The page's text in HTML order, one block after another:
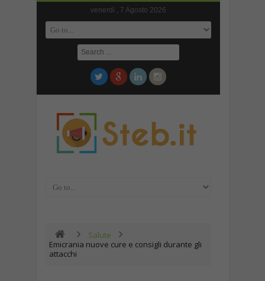
venerdì , 7 Agosto 2026
Salute
Emicrania nuove cure e consigli durante gli
attacchi